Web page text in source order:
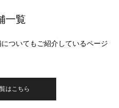
一覧
ついてもご紹介しているページ
はこちら